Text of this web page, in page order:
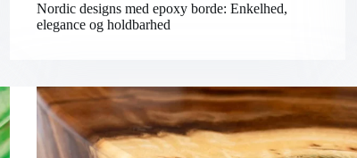
Nordic designs med epoxy borde: Enkelhed,
elegance og holdbarhed